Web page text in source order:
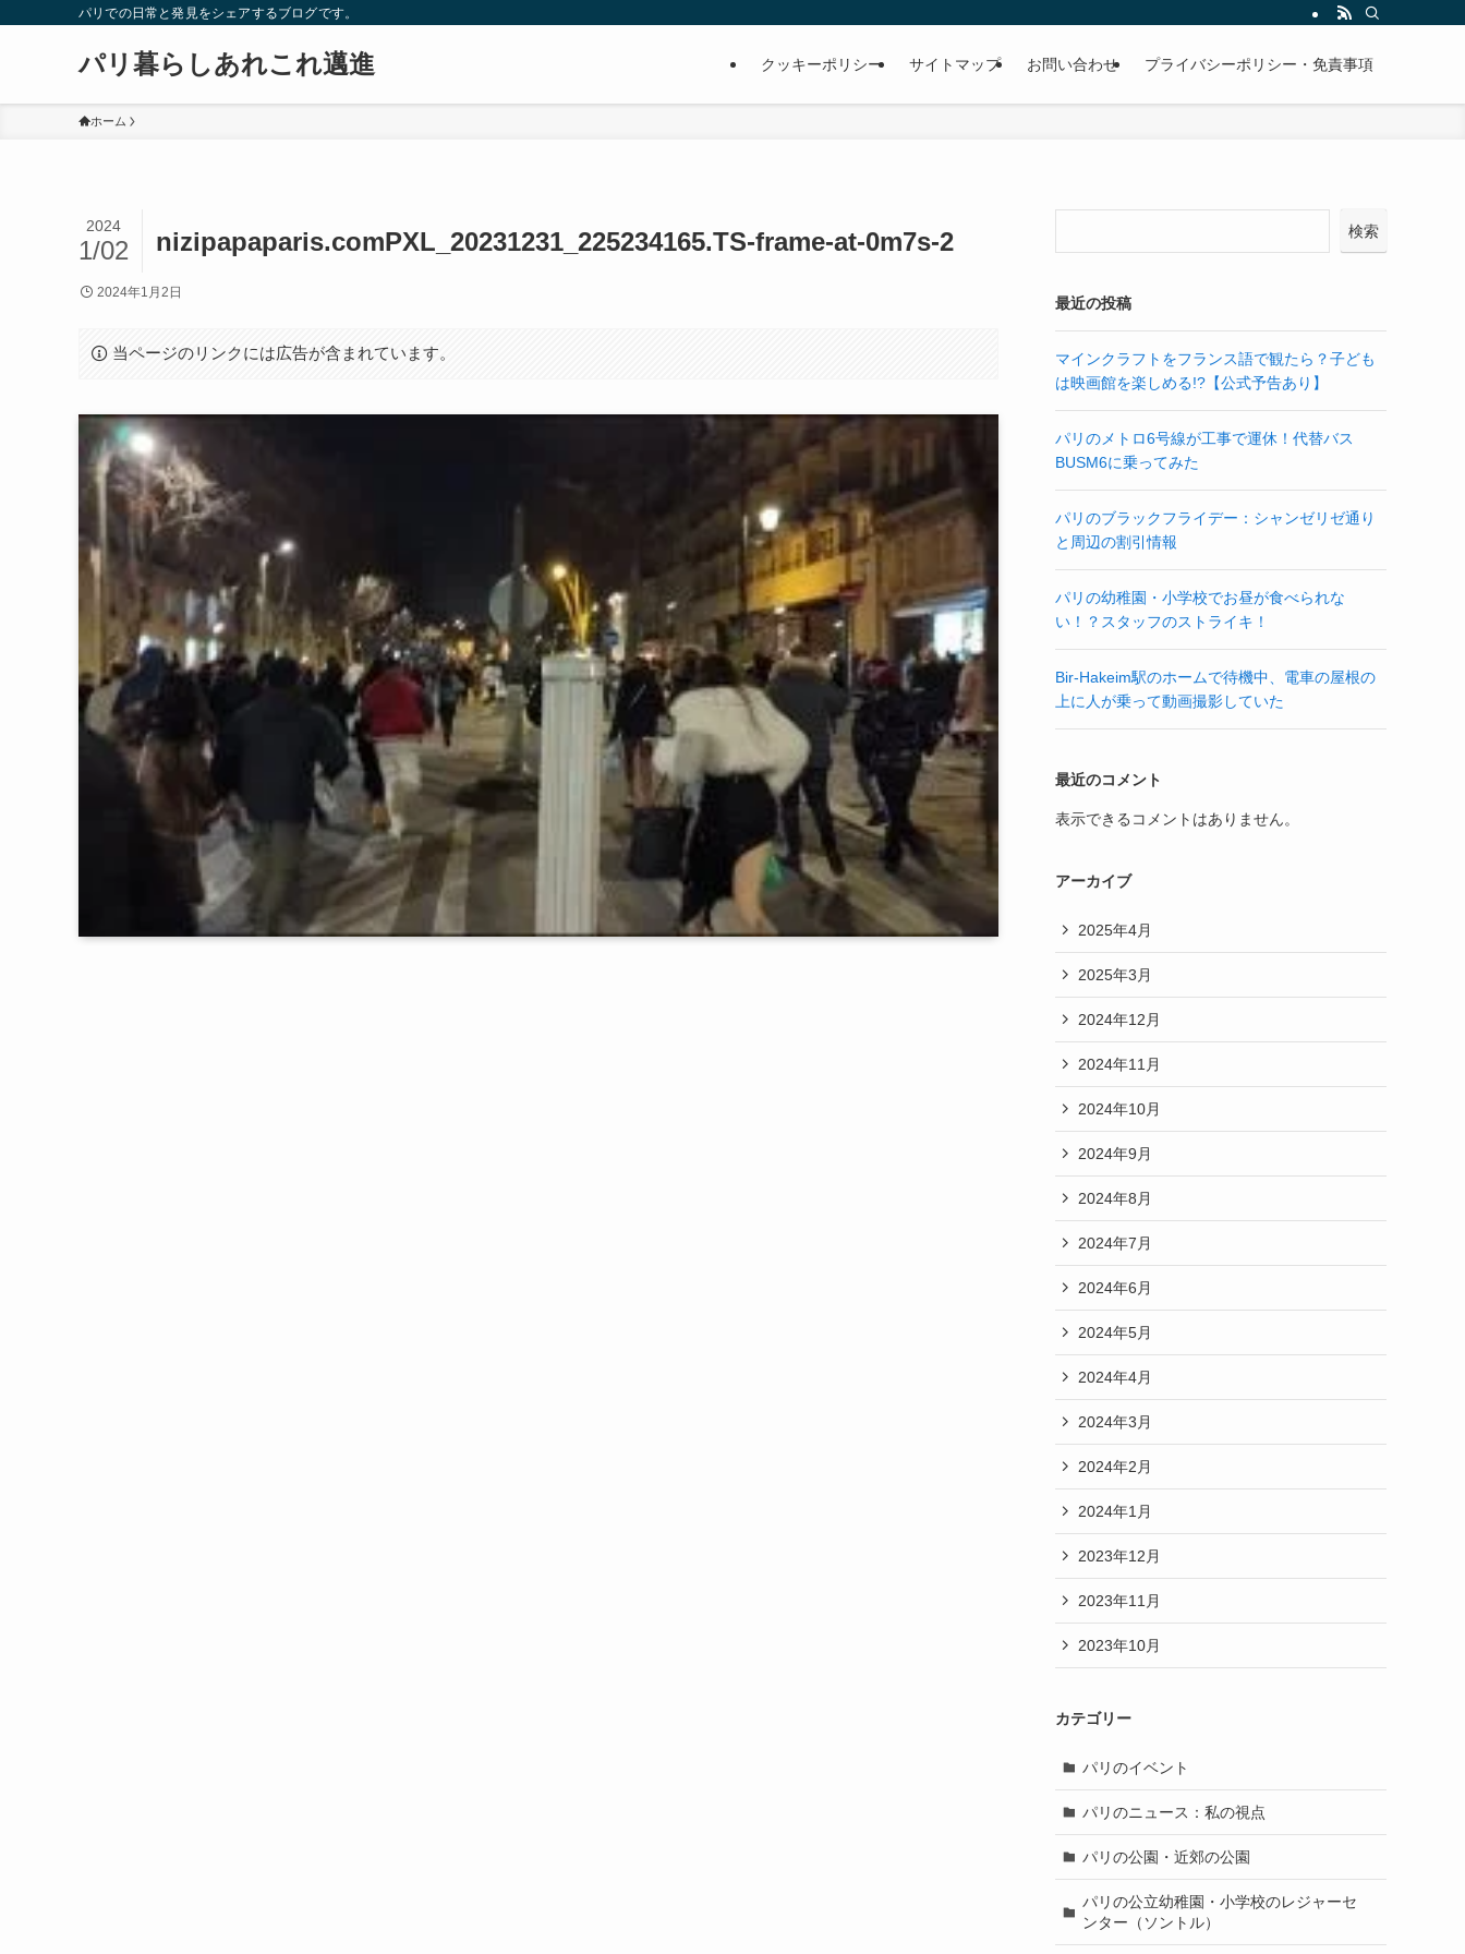
パリでの日常と発見をシェアするブログです。
パリ暮らしあれこれ邁進 クッキーポリシー サイトマップ お問い合わせ プライバシーポリシー・免責事項
ホーム
nizipapaparis.comPXL_20231231_225234165.TS-frame-at-0m7s-2
2024
1/02
2024年1月2日
当ページのリンクには広告が含まれています。
検索
最近の投稿
マインクラフトをフランス語で観たら？子ども
は映画館を楽しめる!?【公式予告あり】
パリのメトロ6号線が工事で運休！代替バス
BUSM6に乗ってみた
パリのブラックフライデー：シャンゼリゼ通り
と周辺の割引情報
パリの幼稚園・小学校でお昼が食べられな
い！？スタッフのストライキ！
Bir-Hakeim駅のホームで待機中、電車の屋根の
上に人が乗って動画撮影していた
最近のコメント
表示できるコメントはありません。
アーカイブ
2025年4月
2025年3月
2024年12月
2024年11月
2024年10月
2024年9月
2024年8月
2024年7月
2024年6月
2024年5月
2024年4月
2024年3月
2024年2月
2024年1月
2023年12月
2023年11月
2023年10月
カテゴリー
パリのイベント
パリのニュース：私の視点
パリの公園・近郊の公園
パリの公立幼稚園・小学校のレジャーセ
ンター（ソントル）